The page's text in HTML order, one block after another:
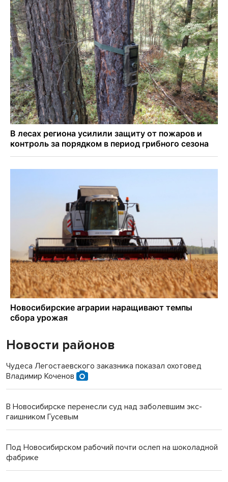
Новости районов
Чудеса Легостаевского заказника показал охотовед
Владимир Коченов
В Новосибирске перенесли суд над заболевшим экс-
гаишником Гусевым
Под Новосибирском рабочий почти ослеп на шоколадной
фабрике